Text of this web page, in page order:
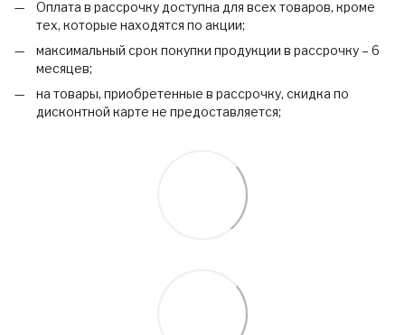
Оплата в рассрочку доступна для всех товаров, кроме
тех, которые находятся по акции;
максимальный срок покупки продукции в рассрочку – 6
месяцев;
на товары, приобретенные в рассрочку, скидка по
дисконтной карте не предоставляется;